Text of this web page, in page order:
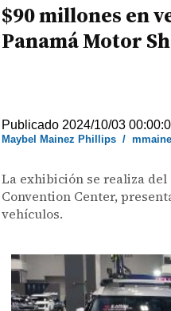
$90 millones en
Panamá Motor
Publicado 2024/10/03
Maybel Mainez Phillips /
La exhibición se realiza del
Convention Center,
vehículos.